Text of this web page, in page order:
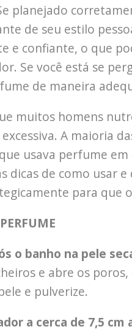
planejado
de seu estilo
e confiante, o que
Se você está se
de maneira
muitos homens
A maioria
usava perfume em
dicas de como usar
para que
o banho na pele
e abre os
e pulverize.
a cerca de 7,5 cm